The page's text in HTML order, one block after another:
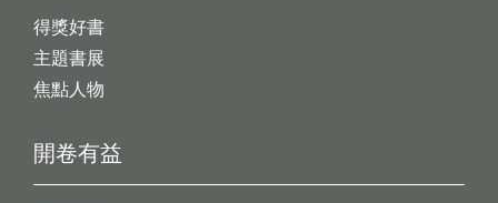
開卷有益
得獎好書
主題書展
焦點人物